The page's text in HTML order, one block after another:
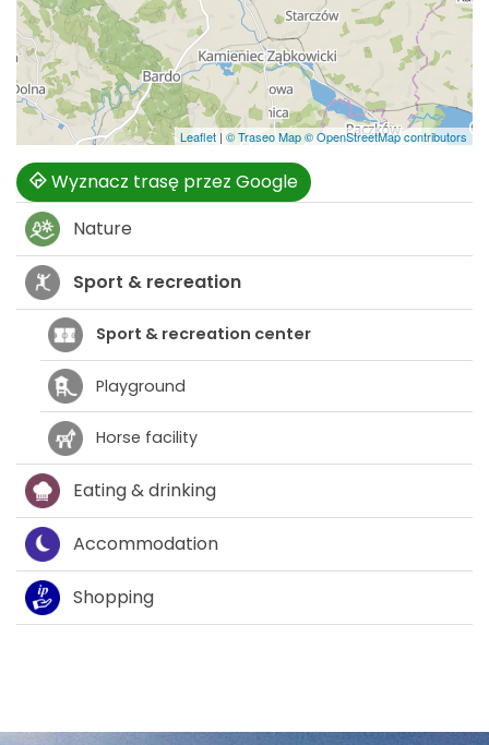
Leaflet| © Traseo Map© OpenStreetMap contributors
Wyznacz trasę przez Google
Nature
Sport & recreation
Sport & recreation center
Playground
Horse facility
Eating & drinking
Accommodation
Shopping